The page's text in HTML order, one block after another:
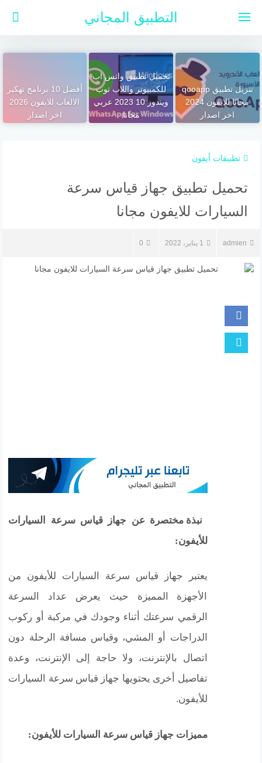
التطبيق المجاني
تنزيل تطبيق qooapp
مجانًا للايفون 2024
اخر اصدار
تحميل تطبيق واتس اب
للكمبيوتر واللاب توب
ويندوز 10 2023 عربي
مجانا
أفضل 10 برنامج تهكير
الالعاب للايفون 2026
اخر اصدار
تطبيقات أيفون
تحميل تطبيق جهاز قياس سرعة
السيارات للايفون مجانا
admien 1 يناير، 2022 0
نبذة مختصرة عن جهاز قياس سرعة السيارات
للأيفون:
يعتبر جهاز قياس سرعة السيارات للأيفون من
الأجهزة المميزة حيث يعرض عداد السرعة
الرقمي سرعتك أثناء وجودك في مركبة أو ركوب
الدراجات أو المشي، وقياس مسافة الرحلة دون
اتصال بالإنترنت، ولا حاجة إلى الإنترنت، وعدة
تفاصيل أخرى يحتويها جهاز قياس سرعة السيارات
للأيفون.
مميزات جهاز قياس سرعة السيارات للأيفون: